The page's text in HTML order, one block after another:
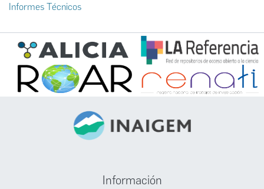
Informes Técnicos
Información